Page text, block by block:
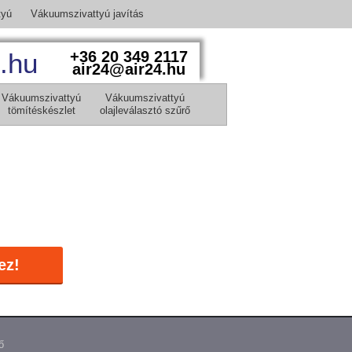
Vákuumszivattyú javítás
+36 20 349 2117
air24@air24.hu
Vákuumszivattyú
tömítéskészlet
Vákuumszivattyú
olajleválasztó szűrő